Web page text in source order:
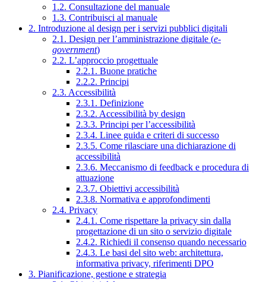
1.2. Consultazione del manuale
1.3. Contribuisci al manuale
2. Introduzione al design per i servizi pubblici digitali
2.1. Design per l’amministrazione digitale (e-
government)
2.2. L’approccio progettuale
2.2.1. Buone pratiche
2.2.2. Principi
2.3. Accessibilità
2.3.1. Definizione
2.3.2. Accessibilità by design
2.3.3. Principi per l’accessibilità
2.3.4. Linee guida e criteri di successo
2.3.5. Come rilasciare una dichiarazione di
accessibilità
2.3.6. Meccanismo di feedback e procedura di
attuazione
2.3.7. Obiettivi accessibilità
2.3.8. Normativa e approfondimenti
2.4. Privacy
2.4.1. Come rispettare la privacy sin dalla
progettazione di un sito o servizio digitale
2.4.2. Richiedi il consenso quando necessario
2.4.3. Le basi del sito web: architettura,
informativa privacy, riferimenti DPO
3. Pianificazione, gestione e strategia